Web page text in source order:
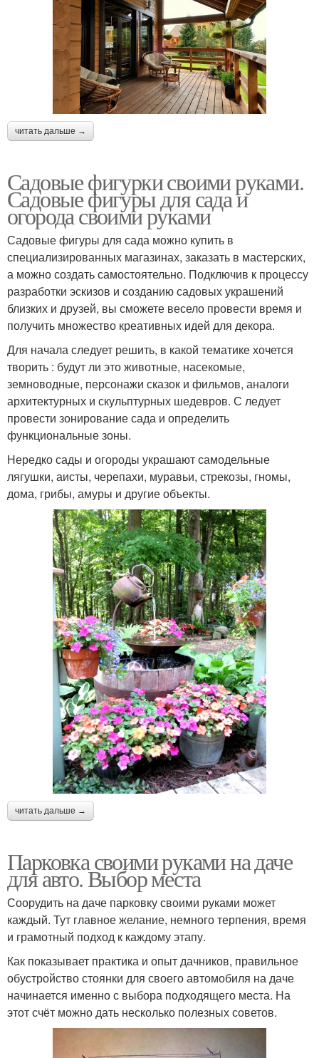
читать дальше →
Садовые фигурки своими руками.
Садовые фигуры для сада и
огорода своими руками
Садовые фигуры для сада можно купить в
специализированных магазинах, заказать в мастерских,
а можно создать самостоятельно. Подключив к процессу
разработки эскизов и созданию садовых украшений
близких и друзей, вы сможете весело провести время и
получить множество креативных идей для декора.
Для начала следует решить, в какой тематике хочется
творить : будут ли это животные, насекомые,
земноводные, персонажи сказок и фильмов, аналоги
архитектурных и скульптурных шедевров. С ледует
провести зонирование сада и определить
функциональные зоны.
Нередко сады и огороды украшают самодельные
лягушки, аисты, черепахи, муравьи, стрекозы, гномы,
дома, грибы, амуры и другие объекты.
читать дальше →
Парковка своими руками на даче
для авто. Выбор места
Соорудить на даче парковку своими руками может
каждый. Тут главное желание, немного терпения, время
и грамотный подход к каждому этапу.
Как показывает практика и опыт дачников, правильное
обустройство стоянки для своего автомобиля на даче
начинается именно с выбора подходящего места. На
этот счёт можно дать несколько полезных советов.